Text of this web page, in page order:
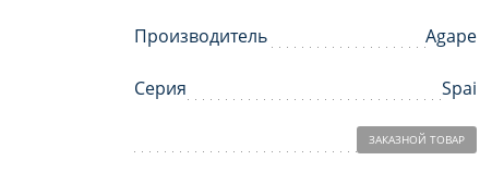
Производитель Agape
Серия Spai
ЗАКАЗНОЙ ТОВАР